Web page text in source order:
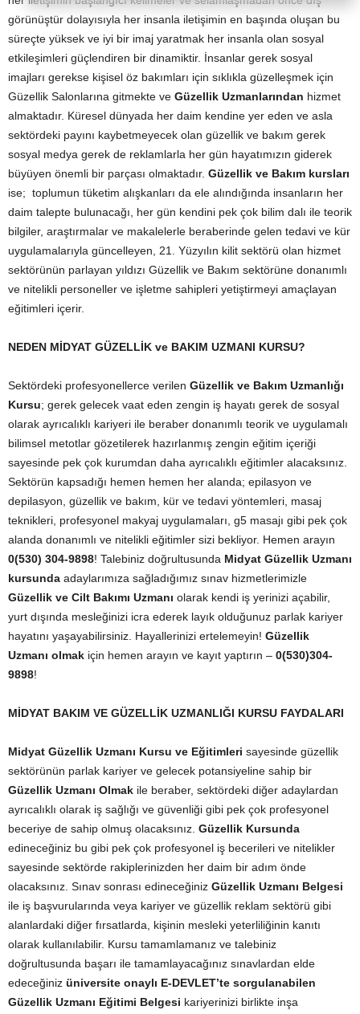
görünüştür dolayısıyla her insanla iletişimin en başında oluşan bu
süreçte yüksek ve iyi bir imaj yaratmak her insanla olan sosyal
etkileşimleri güçlendiren bir dinamiktir. İnsanlar gerek sosyal
imajları gerekse kişisel öz bakımları için sıklıkla güzelleşmek için
Güzellik Salonlarına gitmekte ve Güzellik Uzmanlarından hizmet
almaktadır. Küresel dünyada her daim kendine yer eden ve asla
sektördeki payını kaybetmeyecek olan güzellik ve bakım gerek
sosyal medya gerek de reklamlarla her gün hayatımızın giderek
büyüyen önemli bir parçası olmaktadır. Güzellik ve Bakım kursları
ise; toplumun tüketim alışkanları da ele alındığında insanların her
daim talepte bulunacağı, her gün kendini pek çok bilim dalı ile teorik
bilgiler, araştırmalar ve makalelerle beraberinde gelen tedavi ve kür
uygulamalarıyla güncelleyen, 21. Yüzyılın kilit sektörü olan hizmet
sektörünün parlayan yıldızı Güzellik ve Bakım sektörüne donanımlı
ve nitelikli personeller ve işletme sahipleri yetiştirmeyi amaçlayan
eğitimleri içerir.
NEDEN MİDYAT GÜZELLİK ve BAKIM UZMANI KURSU?
Sektördeki profesyonellerce verilen Güzellik ve Bakım Uzmanlığı
Kursu; gerek gelecek vaat eden zengin iş hayatı gerek de sosyal
olarak ayrıcalıklı kariyeri ile beraber donanımlı teorik ve uygulamalı
bilimsel metotlar gözetilerek hazırlanmış zengin eğitim içeriği
sayesinde pek çok kurumdan daha ayrıcalıklı eğitimler alacaksınız.
Sektörün kapsadığı hemen hemen her alanda; epilasyon ve
depilasyon, güzellik ve bakım, kür ve tedavi yöntemleri, masaj
teknikleri, profesyonel makyaj uygulamaları, g5 masajı gibi pek çok
alanda donanımlı ve nitelikli eğitimler sizi bekliyor. Hemen arayın
0(530) 304-9898! Talebiniz doğrultusunda Midyat Güzellik Uzmanı
kursunda adaylarımıza sağladığımız sınav hizmetlerimizle
Güzellik ve Cilt Bakımı Uzmanı olarak kendi iş yerinizi açabilir,
yurt dışında mesleğinizi icra ederek layık olduğunuz parlak kariyer
hayatını yaşayabilirsiniz. Hayallerinizi ertelemeyin! Güzellik
Uzmanı olmak için hemen arayın ve kayıt yaptırın – 0(530)304-
9898!
MİDYAT BAKIM VE GÜZELLİK UZMANLIĞI KURSU FAYDALARI
Midyat Güzellik Uzmanı Kursu ve Eğitimleri sayesinde güzellik
sektörünün parlak kariyer ve gelecek potansiyeline sahip bir
Güzellik Uzmanı Olmak ile beraber, sektördeki diğer adaylardan
ayrıcalıklı olarak iş sağlığı ve güvenliği gibi pek çok profesyonel
beceriye de sahip olmuş olacaksınız. Güzellik Kursunda
edineceğiniz bu gibi pek çok profesyonel iş becerileri ve nitelikler
sayesinde sektörde rakiplerinizden her daim bir adım önde
olacaksınız. Sınav sonrası edineceğiniz Güzellik Uzmanı Belgesi
ile iş başvurularında veya kariyer ve güzellik reklam sektörü gibi
alanlardaki diğer fırsatlarda, kişinin mesleki yeterliliğinin kanıtı
olarak kullanılabilir. Kursu tamamlamanız ve talebiniz
doğrultusunda başarı ile tamamlayacağınız sınavlardan elde
edeceğiniz üniversite onaylı E-DEVLET’te sorgulanabilen
Güzellik Uzmanı Eğitimi Belgesi kariyerinizi birlikte inşa